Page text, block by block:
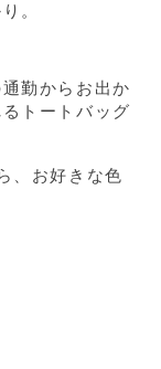
。
勤からお出か
トートバッグ
、お好きな色